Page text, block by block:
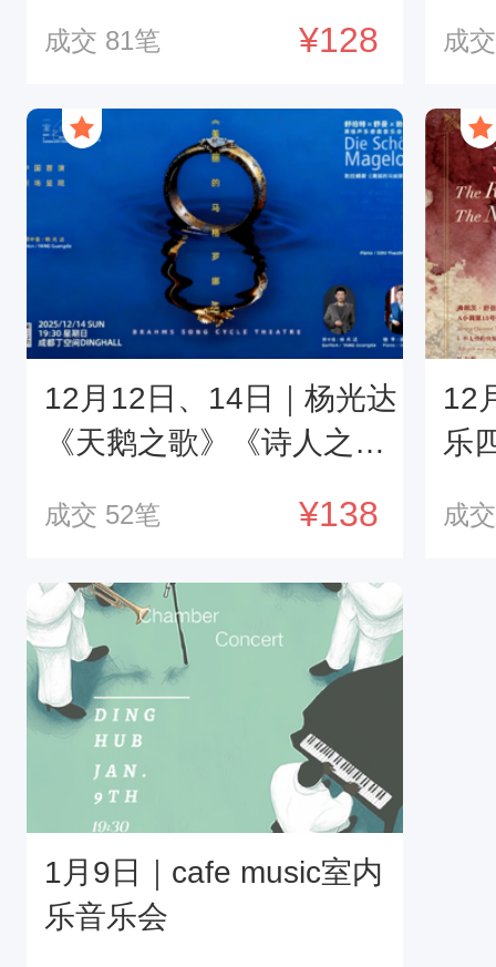
¥128
成交 81笔 成
12月12日、14日｜杨光达
《天鹅之歌》《诗人之
纳》
¥138
成交 52笔
12
乐
成
1月9日｜cafe music室内
乐音乐会